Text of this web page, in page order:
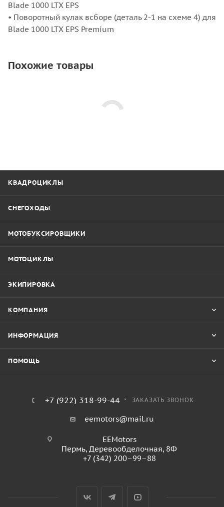
Blade 1000 LTX EPS
• Поворотный кулак всборе (деталь 2-1 на схеме 4) для
Blade 1000 LTX EPS Premium
Похожие товары
КВАДРОЦИКЛЫ
СНЕГОХОДЫ
МОТОБУКСИРОВЩИКИ
МОТОЦИКЛЫ
ЭКИПИРОВКА
КОМПАНИЯ
ИНФОРМАЦИЯ
ПОМОЩЬ
+7 (922) 318-99-44 ЗАКАЗАТЬ ЗВОНОК
eemotors@mail.ru
EEMotors
Пермь, Деревообделочная, 8Ф
+7 (342) 200–99–88